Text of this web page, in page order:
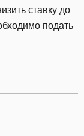
ставку до
подать